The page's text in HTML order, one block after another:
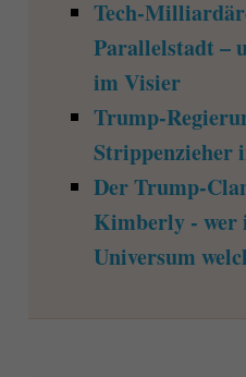
Tech-
Parallelstadt –
im Visier
Trump-
Strippenzieher
Der Trump-
Kimberly - wer
Universum